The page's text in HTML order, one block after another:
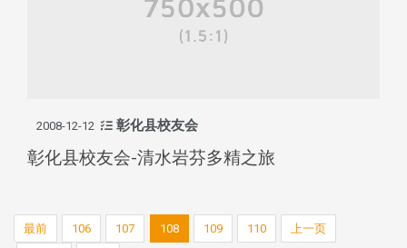
2008-12-12 彰化县校友会
彰化县校友会-清水岩芬多精之旅
最前 106 107 108 109 110 上一页